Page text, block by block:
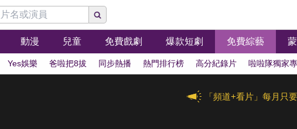
動漫 兒童 免費戲劇 爆款短劇 免費綜藝
Yes娛樂 爸啦把8拔 同步熱播 熱門排行榜 高分紀錄片 啦啦隊獨家
「頻道+看片」每月只